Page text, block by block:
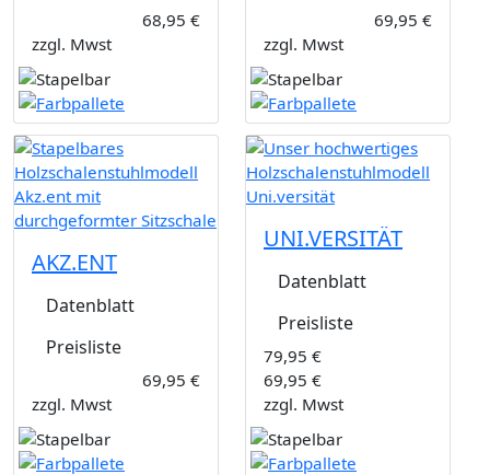
68,95 €
zzgl. Mwst
69,95 €
zzgl. Mwst
AKZ.ENT
Datenblatt
Preisliste
69,95 €
zzgl. Mwst
UNI.VERSITÄT
Datenblatt
Preisliste
79,95 €
69,95 €
zzgl. Mwst